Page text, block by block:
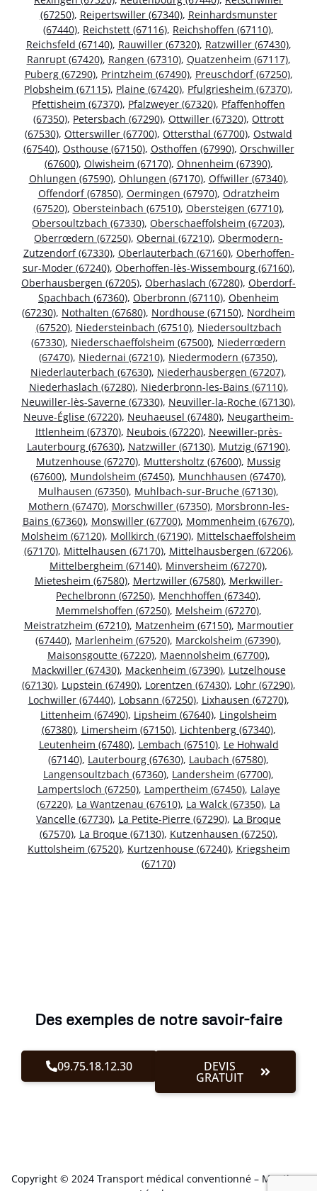
(67250), Reipertswiller (67340), Reinhardsmunster
(67440), Reichstett (67116), Reichshoffen (67110),
Reichsfeld (67140), Rauwiller (67320), Ratzwiller (67430),
Ranrupt (67420), Rangen (67310), Quatzenheim (67117),
Puberg (67290), Printzheim (67490), Preuschdorf (67250),
Plobsheim (67115), Plaine (67420), Pfulgriesheim (67370),
Pfettisheim (67370), Pfalzweyer (67320), Pfaffenhoffen
(67350), Petersbach (67290), Ottwiller (67320), Ottrott
(67530), Otterswiller (67700), Ottersthal (67700), Ostwald
(67540), Osthouse (67150), Osthoffen (67990), Orschwiller
(67600), Olwisheim (67170), Ohnenheim (67390),
Ohlungen (67590), Ohlungen (67170), Offwiller (67340),
Offendorf (67850), Oermingen (67970), Odratzheim
(67520), Obersteinbach (67510), Obersteigen (67710),
Obersoultzbach (67330), Oberschaeffolsheim (67203),
Oberrœdern (67250), Obernai (67210), Obermodern-
Zutzendorf (67330), Oberlauterbach (67160), Oberhoffen-
sur-Moder (67240), Oberhoffen-lès-Wissembourg (67160),
Oberhausbergen (67205), Oberhaslach (67280), Oberdorf-
Spachbach (67360), Oberbronn (67110), Obenheim
(67230), Nothalten (67680), Nordhouse (67150), Nordheim
(67520), Niedersteinbach (67510), Niedersoultzbach
(67330), Niederschaeffolsheim (67500), Niederrœdern
(67470), Niedernai (67210), Niedermodern (67350),
Niederlauterbach (67630), Niederhausbergen (67207),
Niederhaslach (67280), Niederbronn-les-Bains (67110),
Neuwiller-lès-Saverne (67330), Neuviller-la-Roche (67130),
Neuve-Église (67220), Neuhaeusel (67480), Neugartheim-
Ittlenheim (67370), Neubois (67220), Neewiller-près-
Lauterbourg (67630), Natzwiller (67130), Mutzig (67190),
Mutzenhouse (67270), Muttersholtz (67600), Mussig
(67600), Mundolsheim (67450), Munchhausen (67470),
Mulhausen (67350), Muhlbach-sur-Bruche (67130),
Mothern (67470), Morschwiller (67350), Morsbronn-les-
Bains (67360), Monswiller (67700), Mommenheim (67670),
Molsheim (67120), Mollkirch (67190), Mittelschaeffolsheim
(67170), Mittelhausen (67170), Mittelhausbergen (67206),
Mittelbergheim (67140), Minversheim (67270),
Mietesheim (67580), Mertzwiller (67580), Merkwiller-
Pechelbronn (67250), Menchhoffen (67340),
Memmelshoffen (67250), Melsheim (67270),
Meistratzheim (67210), Matzenheim (67150), Marmoutier
(67440), Marlenheim (67520), Marckolsheim (67390),
Maisonsgoutte (67220), Maennolsheim (67700),
Mackwiller (67430), Mackenheim (67390), Lutzelhouse
(67130), Lupstein (67490), Lorentzen (67430), Lohr (67290),
Lochwiller (67440), Lobsann (67250), Lixhausen (67270),
Littenheim (67490), Lipsheim (67640), Lingolsheim
(67380), Limersheim (67150), Lichtenberg (67340),
Leutenheim (67480), Lembach (67510), Le Hohwald
(67140), Lauterbourg (67630), Laubach (67580),
Langensoultzbach (67360), Landersheim (67700),
Lampertsloch (67250), Lampertheim (67450), Lalaye
(67220), La Wantzenau (67610), La Walck (67350), La
Vancelle (67730), La Petite-Pierre (67290), La Broque
(67570), La Broque (67130), Kutzenhausen (67250),
Kuttolsheim (67520), Kurtzenhouse (67240), Kriegsheim
(67170)
Des exemples de notre savoir-faire
09.75.18.12.30 DEVIS
GRATUIT
Copyright © 2024 Transport médical conventionné – Mentions